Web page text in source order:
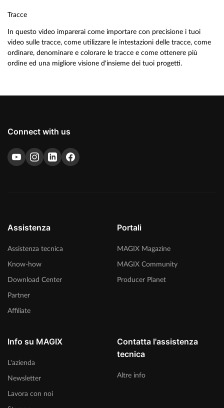
Tracce
In questo video imparerai come importare con precisione i tuoi
video sulle tracce, come utilizzare le intestazioni delle tracce, come
ordinare, denominare e colorare le tracce e come ottenere più
ordine ed una migliore visione d'insieme dei tuoi progetti.
Connect with us
Assistenza
Assistenza tecnica
Know-how
Download Center
Partner
Affiliate
Portali
MAGIX Magazine
MAGIX Community
Producer Planet
Info su MAGIX
L'azienda
Newsletter
Lavora con noi
Contatta l'assistenza
tecnica
Altre info